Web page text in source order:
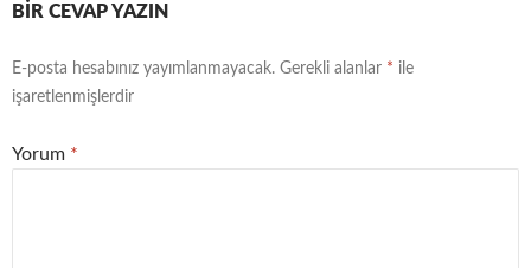
BIR CEVAP YAZIN
E-posta hesabınız yayımlanmayacak. Gerekli alanlar * ile
işaretlenmişlerdir
Yorum *